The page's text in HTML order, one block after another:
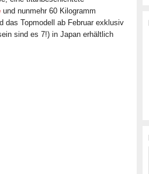
und nunmehr 60 Kilogramm
das Topmodell ab Februar exklusiv
sind es 7!) in Japan erhältlich